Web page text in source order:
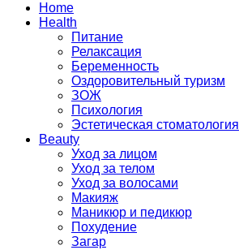
Home
Health
Питание
Релаксация
Беременность
Оздоровительный туризм
ЗОЖ
Психология
Эстетическая стоматология
Beauty
Уход за лицом
Уход за телом
Уход за волосами
Макияж
Маникюр и педикюр
Похудение
Загар